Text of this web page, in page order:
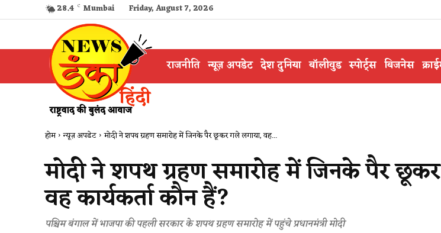
28.4 C Mumbai Friday, August 7, 2026
राजनीति न्यूज़ अपडेट देश दुनिया बॉलीवुड स्पोर्ट्स बिजनेस
होम न्यूज़ अपडेट मोदी ने शपथ ग्रहण समारोह में जिनके पैर छूकर गले लगाया, वह...
मोदी ने शपथ ग्रहण समारोह में जिनके पैर
वह कार्यकर्ता कौन हैं?
पश्चिम बंगाल में भाजपा की पहली सरकार के शपथ ग्रहण समारोह में पहुंचे प्रधानमंत्री मोदी